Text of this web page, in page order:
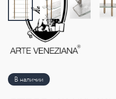
В наличии